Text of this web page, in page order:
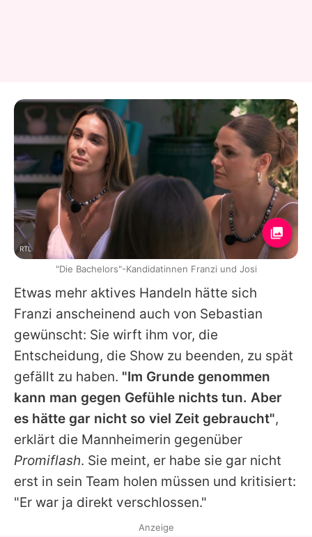
Etwas mehr aktives Handeln hätte sich
Franzi anscheinend auch von Sebastian
gewünscht: Sie wirft ihm vor, die
Entscheidung, die Show zu beenden, zu spät
gefällt zu haben. "Im Grunde genommen
kann man gegen Gefühle nichts tun. Aber
es hätte gar nicht so viel Zeit gebraucht",
erklärt die Mannheimerin gegenüber
Promiflash. Sie meint, er habe sie gar nicht
erst in sein Team holen müssen und kritisiert:
"Er war ja direkt verschlossen."
RTL
"Die Bachelors"-Kandidatinnen Franzi und Josi
Anzeige